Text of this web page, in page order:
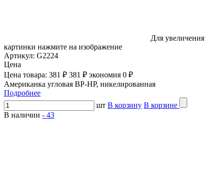
Для увеличения
картинки нажмите на изображение
Артикул: G2224
Цена
Цена товара: 381 ₽ 381 ₽ экономия 0 ₽
Американка угловая ВР-НР, никелированная
Подробнее
шт В корзину В корзине
В наличии - 43